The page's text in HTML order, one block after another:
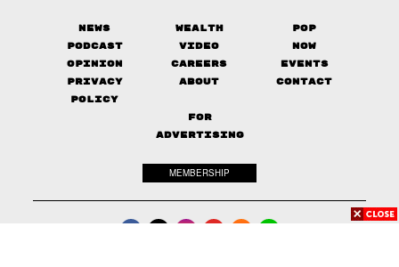
News Wealth
Pop
Podcast
Video
Now
Opinion
Careers
Events
Privacy
Policy
About Contact
FOR
ADVERTISING
MEMBERSHIP